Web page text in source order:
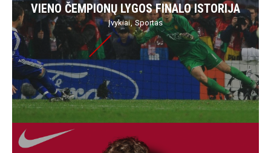
VIENO ČEMPIONŲ LYGOS FINALO ISTORIJA
Įvykiai Sportas